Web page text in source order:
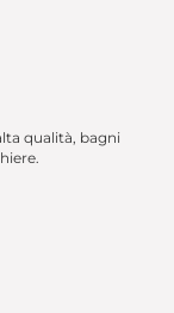
qualità, bagni